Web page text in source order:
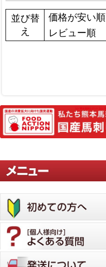
並び替
え
価格が安い順
レビュー順